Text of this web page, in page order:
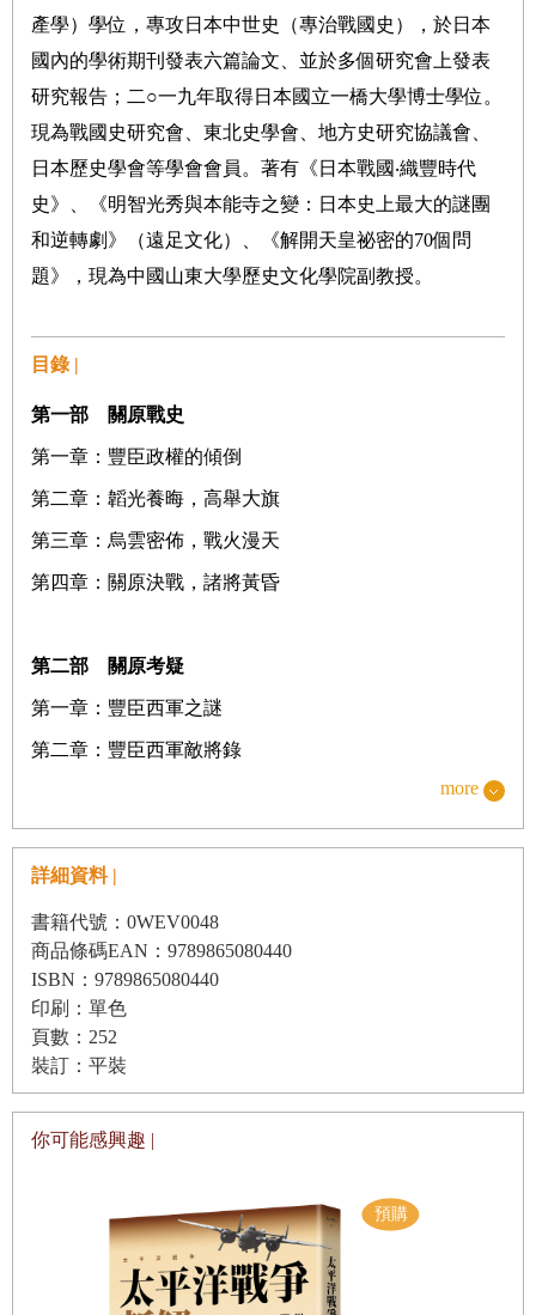
產學）學位，專攻日本中世史（專治戰國史），於日本
國內的學術期刊發表六篇論文、並於多個研究會上發表
研究報告；二○一九年取得日本國立一橋大學博士學位。
現為戰國史研究會、東北史學會、地方史研究協議會、
日本歷史學會等學會會員。著有《日本戰國‧織豐時代
史》、《明智光秀與本能寺之變：日本史上最大的謎團
和逆轉劇》（遠足文化）、《解開天皇祕密的70個問
題》，現為中國山東大學歷史文化學院副教授。
目錄 |
第一部 關原戰史
第一章：豐臣政權的傾倒
第二章：韜光養晦，高舉大旗
第三章：烏雲密佈，戰火漫天
第四章：關原決戰，諸將黃昏
第二部 關原考疑
第一章：豐臣西軍之謎
第二章：豐臣西軍敵將錄
more
詳細資料 |
書籍代號：0WEV0048
商品條碼EAN：9789865080440
ISBN：9789865080440
印刷：單色
頁數：252
裝訂：平裝
你可能感興趣 |